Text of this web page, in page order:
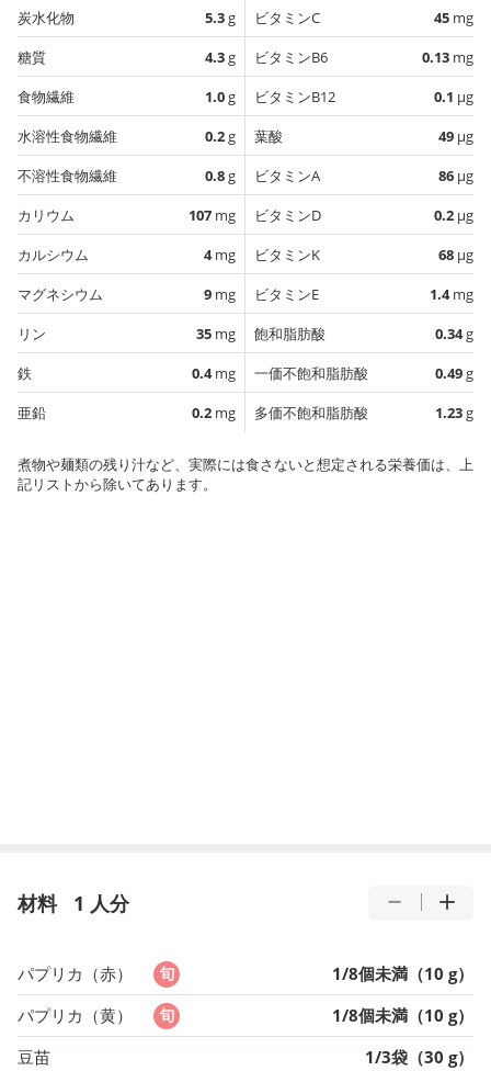
炭水化物
5.3g
糖質
4.3g
食物繊維
1.0g
水溶性食物繊維
0.2g
不溶性食物繊維
0.8g
カリウム
107 mg
カルシウム
4mg
マグネシウム
9 mg
リン
35 mg
鉄
0.4mg
亜鉛
0.2 mg
ビタミンC
45 mg
ビタミンB6
0.13 mg
ビタミンB12
0.1 µg
葉酸
49 µg
ビタミンA
86 µg
ビタミンD
0.2 µg
ビタミンK
68 µg
ビタミンE
1.4mg
飽和脂肪酸
0.34g
一価不飽和脂肪酸
0.49g
多価不飽和脂肪酸
1.23g
煮物や麺類の残り汁など、実際には食さないと想定される栄養価は、上
記リストから除いてあります。
材料 1 人分
パプリカ（赤）
1/8個未満（10 g）
パプリカ（黄）
1/8個未満（10 g）
豆苗
1/3袋（30 g）